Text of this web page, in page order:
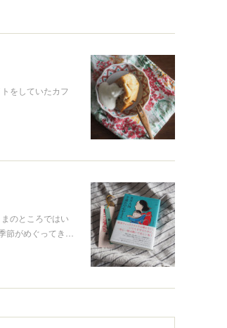
をしていたカフ
のところではい
節がめぐってき…